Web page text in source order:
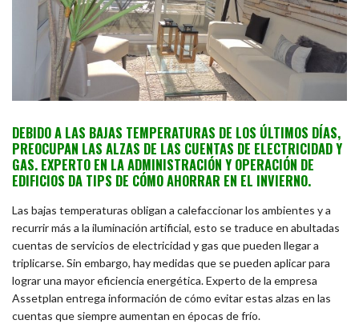
DEBIDO A LAS BAJAS TEMPERATURAS DE LOS ÚLTIMOS DÍAS,
PREOCUPAN LAS ALZAS DE LAS CUENTAS DE ELECTRICIDAD Y
GAS. EXPERTO EN LA ADMINISTRACIÓN Y OPERACIÓN DE
EDIFICIOS DA TIPS DE CÓMO AHORRAR EN EL INVIERNO.
Las bajas temperaturas obligan a calefaccionar los ambientes y a
recurrir más a la iluminación artificial, esto se traduce en abultadas
cuentas de servicios de electricidad y gas que pueden llegar a
triplicarse. Sin embargo, hay medidas que se pueden aplicar para
lograr una mayor eficiencia energética. Experto de la empresa
Assetplan entrega información de cómo evitar estas alzas en las
cuentas que siempre aumentan en épocas de frío.